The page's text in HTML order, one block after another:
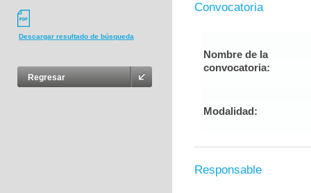
Descargar resultado de búsqueda
Regresar
Convocatoria
Nombre de la
convocatoria:
Modalidad:
Responsable